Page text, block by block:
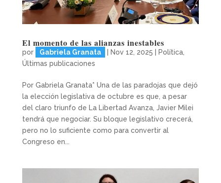
El momento de las alianzas inestables
por Gabriela Granata Nov 12, 2025 Política,
Últimas publicaciones
Por Gabriela Granata* Una de las paradojas que dejó
la elección legislativa de octubre es que, a pesar
del claro triunfo de La Libertad Avanza, Javier Milei
tendrá que negociar. Su bloque legislativo crecerá,
pero no lo suficiente como para convertir al
Congreso en...